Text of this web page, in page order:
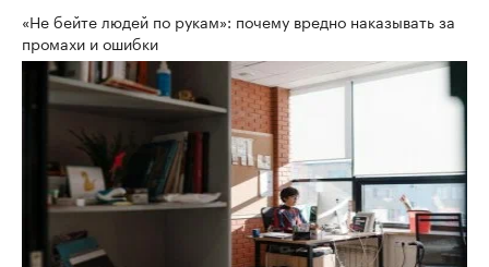
«Не бейте людей по рукам»: почему вредно наказывать за
промахи и ошибки